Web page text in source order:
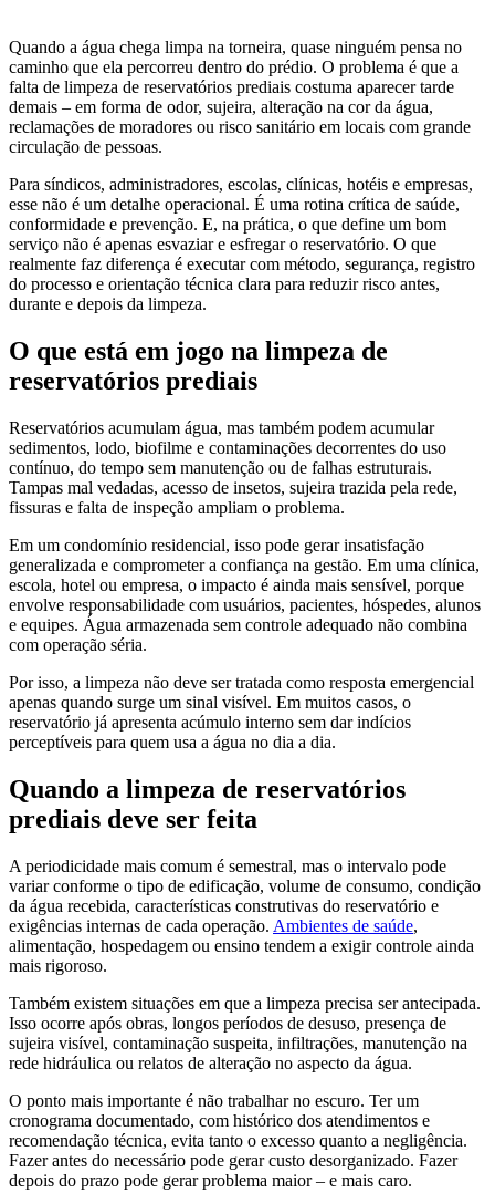
Quando a água chega limpa na torneira, quase ninguém pensa no
caminho que ela percorreu dentro do prédio. O problema é que a
falta de limpeza de reservatórios prediais costuma aparecer tarde
demais – em forma de odor, sujeira, alteração na cor da água,
reclamações de moradores ou risco sanitário em locais com grande
circulação de pessoas.
Para síndicos, administradores, escolas, clínicas, hotéis e empresas,
esse não é um detalhe operacional. É uma rotina crítica de saúde,
conformidade e prevenção. E, na prática, o que define um bom
serviço não é apenas esvaziar e esfregar o reservatório. O que
realmente faz diferença é executar com método, segurança, registro
do processo e orientação técnica clara para reduzir risco antes,
durante e depois da limpeza.
O que está em jogo na limpeza de
reservatórios prediais
Reservatórios acumulam água, mas também podem acumular
sedimentos, lodo, biofilme e contaminações decorrentes do uso
contínuo, do tempo sem manutenção ou de falhas estruturais.
Tampas mal vedadas, acesso de insetos, sujeira trazida pela rede,
fissuras e falta de inspeção ampliam o problema.
Em um condomínio residencial, isso pode gerar insatisfação
generalizada e comprometer a confiança na gestão. Em uma clínica,
escola, hotel ou empresa, o impacto é ainda mais sensível, porque
envolve responsabilidade com usuários, pacientes, hóspedes, alunos
e equipes. Água armazenada sem controle adequado não combina
com operação séria.
Por isso, a limpeza não deve ser tratada como resposta emergencial
apenas quando surge um sinal visível. Em muitos casos, o
reservatório já apresenta acúmulo interno sem dar indícios
perceptíveis para quem usa a água no dia a dia.
Quando a limpeza de reservatórios
prediais deve ser feita
A periodicidade mais comum é semestral, mas o intervalo pode
variar conforme o tipo de edificação, volume de consumo, condição
da água recebida, características construtivas do reservatório e
exigências internas de cada operação. Ambientes de saúde,
alimentação, hospedagem ou ensino tendem a exigir controle ainda
mais rigoroso.
Também existem situações em que a limpeza precisa ser antecipada.
Isso ocorre após obras, longos períodos de desuso, presença de
sujeira visível, contaminação suspeita, infiltrações, manutenção na
rede hidráulica ou relatos de alteração no aspecto da água.
O ponto mais importante é não trabalhar no escuro. Ter um
cronograma documentado, com histórico dos atendimentos e
recomendação técnica, evita tanto o excesso quanto a negligência.
Fazer antes do necessário pode gerar custo desorganizado. Fazer
depois do prazo pode gerar problema maior – e mais caro.